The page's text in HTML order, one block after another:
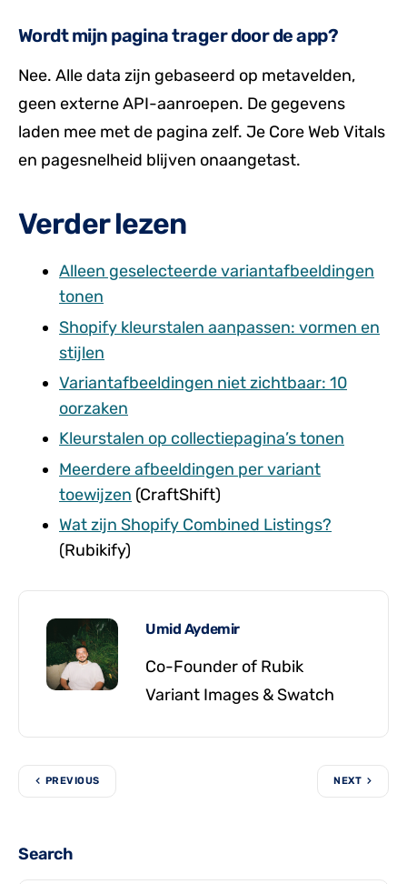
Wordt mijn pagina trager door de app?
Nee. Alle data zijn gebaseerd op metavelden,
geen externe API-aanroepen. De gegevens
laden mee met de pagina zelf. Je Core Web Vitals
en pagesnelheid blijven onaangetast.
Verder lezen
Alleen geselecteerde variantafbeeldingen
tonen
Shopify kleurstalen aanpassen: vormen en
stijlen
Variantafbeeldingen niet zichtbaar: 10
oorzaken
Kleurstalen op collectiepagina’s tonen
Meerdere afbeeldingen per variant
toewijzen (CraftShift)
Wat zijn Shopify Combined Listings?
(Rubikify)
Umid Aydemir
Co-Founder of Rubik
Variant Images & Swatch
PREVIOUS NEXT
Search